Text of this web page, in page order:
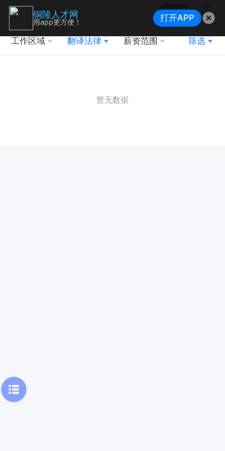
搜索
地图
工作区域 翻译法律 薪资范围 筛选
暂无数据
铜陵人才网
用app更方便！ 打开APP